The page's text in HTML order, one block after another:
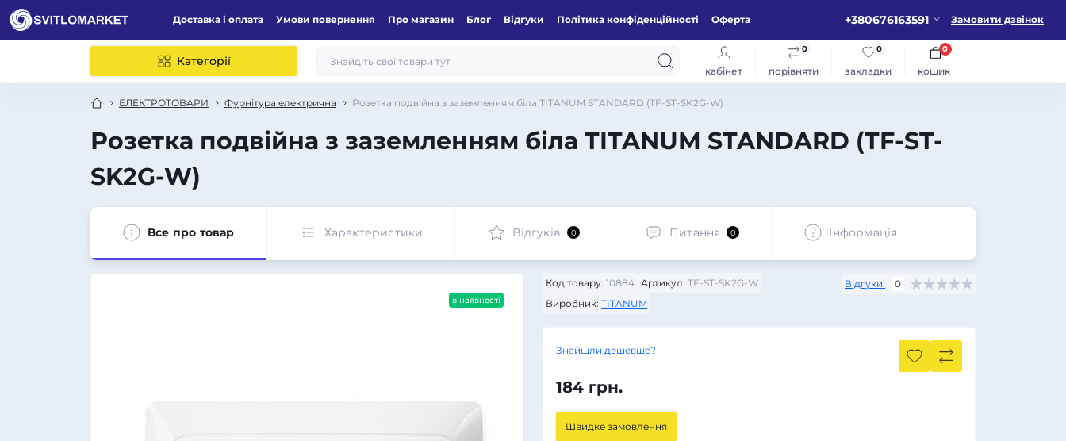
Доставка і оплата Умови повернення Про магазин Блог Відгуки Політика конфіденційності Оферта +380676163591 Замовити дзвінок
Категорії
кабінет порівняти
0
закладки
0
кошик
0
ЕЛЕКТРОТОВАРИ Фурнітура електрична Розетка подвійна з заземленням біла TITANUM STANDARD (TF-ST-SK2G-W)
Розетка подвійна з заземленням біла TITANUM STANDARD (TF-ST-
SK2G-W)
Все про товар Характеристики Відгуків 0 Питання 0 Iнформація
в наявності
Код товару: 10884 Артикул: TF-ST-SK2G-W
Виробник: TITANUM
Відгуки: 0
Знайшли дешевше?
184 грн.
Швидке замовлення